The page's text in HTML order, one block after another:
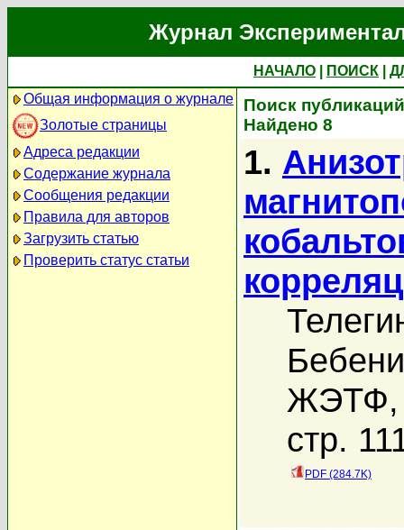
Журнал
НАЧАЛО ПОИСК
Общая информация о журнале
Золотые страницы
Адреса редакции
Содержание журнала
Сообщения редакции
Правила для авторов
Загрузить статью
Проверить статус статьи
Поиск
Найдено 8
1.
ЖЭТФ,
стр.
PDF (284.7K)